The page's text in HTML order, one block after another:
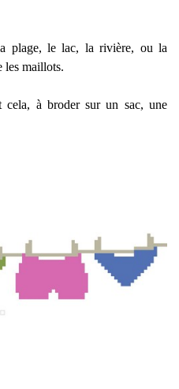
plage, le lac, la rivière, ou la
les maillots.
à broder sur un sac, une